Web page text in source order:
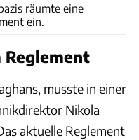
räumte eine
ein.
Reglement
musste in einer
Nikola
aktuelle Reglement